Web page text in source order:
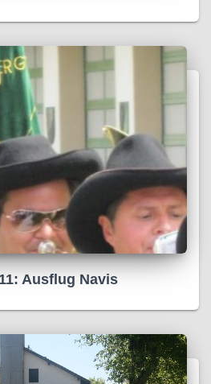
Ausflug Navis